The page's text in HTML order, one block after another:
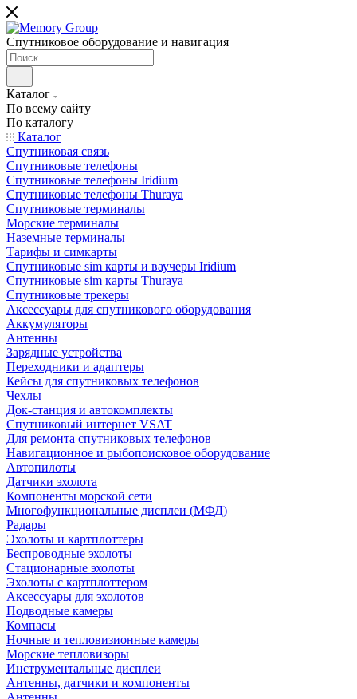
Спутниковое оборудование и навигация
Каталог
По всему сайту
По каталогу
Каталог
Спутниковая связь
Спутниковые телефоны
Спутниковые телефоны Iridium
Спутниковые телефоны Thuraya
Спутниковые терминалы
Морские терминалы
Наземные терминалы
Тарифы и симкарты
Спутниковые sim карты и ваучеры Iridium
Спутниковые sim карты Thuraya
Спутниковые трекеры
Аксессуары для спутникового оборудования
Аккумуляторы
Антенны
Зарядные устройства
Переходники и адаптеры
Кейсы для спутниковых телефонов
Чехлы
Док-станция и автокомплекты
Спутниковый интернет VSAT
Для ремонта спутниковых телефонов
Навигационное и рыбопоисковое оборудование
Автопилоты
Датчики эхолота
Компоненты морской сети
Многофункциональные дисплеи (МФД)
Радары
Эхолоты и картплоттеры
Беспроводные эхолоты
Стационарные эхолоты
Эхолоты с картплоттером
Аксессуары для эхолотов
Подводные камеры
Компасы
Ночные и тепловизионные камеры
Морские тепловизоры
Инструментальные дисплеи
Антенны, датчики и компоненты